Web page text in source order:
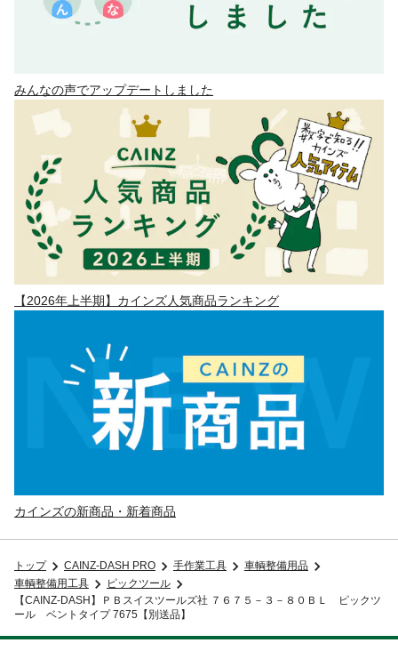
みんなの声でアップデートしました
【2026年上半期】カインズ人気商品ランキング
カインズの新商品・新着商品
トップ CAINZ-DASH PRO 手作業工具
車輌整備用品
車輌整備用工具
ピックツール
【CAINZ-DASH】ＰＢスイスツールズ社 ７６７５－３－８０ＢＬ ピックツ
ール ベントタイプ 7675【別送品】